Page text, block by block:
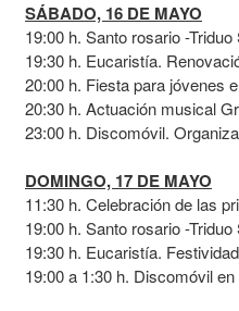
SÁBADO, 16 DE MAYO
19:00 h. Santo rosario -
19:30 h. Eucaristía.
20:00 h. Fiesta para jóvenes
20:30 h. Actuación musical
23:00 h. Discomóvil.
DOMINGO, 17 DE MAYO
11:30 h. Celebración de las
19:00 h. Santo rosario -
19:30 h. Eucaristía.
19:00 a 1:30 h. Discomóvil